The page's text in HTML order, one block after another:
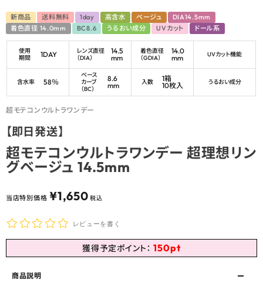
新商品 送料無料 1day 高含水 ベージュ
DIA14.5mm
着色直径 14.0mm
BC8.6 うるおい成分 UVカット ドール系
使用
期間
1DAY
レンズ直径
（DIA）
14.5
mm
着色直径
（GDIA）
14.0
mm
UVカット機能
含水率 58％
ベース
カーブ
（BC）
8.6
mm
入数
1箱
10枚入
うるおい成分
超モテコンウルトラワンデー
【即日発送】
超モテコンウルトラワンデー 超理想リン
グベージュ 14.5mm
当店特別価格 ¥1,650 税込
レビューを書く
獲得予定ポイント： 150pt
商品説明